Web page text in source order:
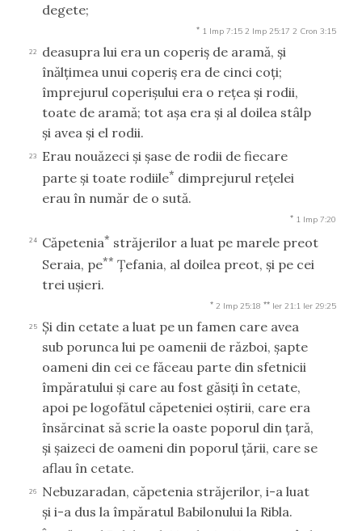
degete;
* 1 Imp 7:15 2 Imp 25:17 2 Cron 3:15
22
deasupra lui era un coperiş de aramă, şi
înălţimea unui coperiş era de cinci coţi;
împrejurul coperişului era o reţea şi rodii,
toate de aramă; tot aşa era şi al doilea stâlp
şi avea şi el rodii.
23
Erau nouăzeci şi şase de rodii de fiecare
parte şi toate rodiile* dimprejurul reţelei
erau în număr de o sută.
* 1 Imp 7:20
24 Căpetenia* străjerilor a luat pe marele preot
Seraia, pe** Ţefania, al doilea preot, şi pe cei
trei uşieri.
* 2 Imp 25:18 ** Ier 21:1 Ier 29:25
25
Şi din cetate a luat pe un famen care avea
sub porunca lui pe oamenii de război, şapte
oameni din cei ce făceau parte din sfetnicii
împăratului şi care au fost găsiţi în cetate,
apoi pe logofătul căpeteniei oştirii, care era
însărcinat să scrie la oaste poporul din ţară,
şi şaizeci de oameni din poporul ţării, care se
aflau în cetate.
26
Nebuzaradan, căpetenia străjerilor, i-a luat
şi i-a dus la împăratul Babilonului la Ribla.